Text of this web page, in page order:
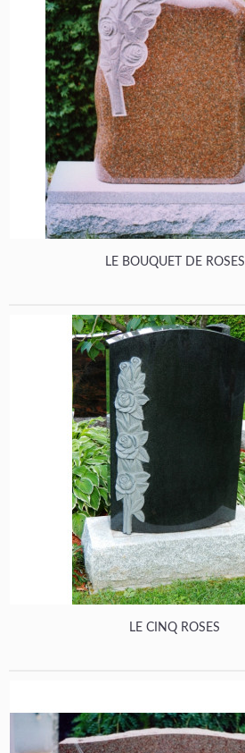
LE BOUQUET DE ROSES
LE CINQ ROSES